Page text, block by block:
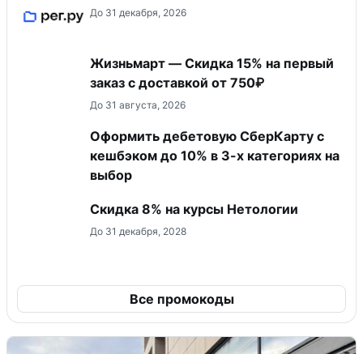
До 31 декабря, 2026
Жизньмарт — Скидка 15% на первый
заказ с доставкой от 750₽
До 31 августа, 2026
Оформить дебетовую СберКарту с
кешбэком до 10% в 3-х категориях на
выбор
Скидка 8% на курсы Нетологии
До 31 декабря, 2028
Все промокоды